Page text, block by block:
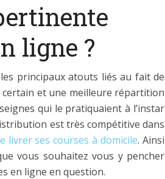
ligne ?
principaux atouts liés au fait de
certain et une meilleure répartition
qui le pratiquaient à l’instar
est très compétitive dans
livrer ses courses à domicile. Ainsi
vous souhaitez vous y pencher
en ligne en question.